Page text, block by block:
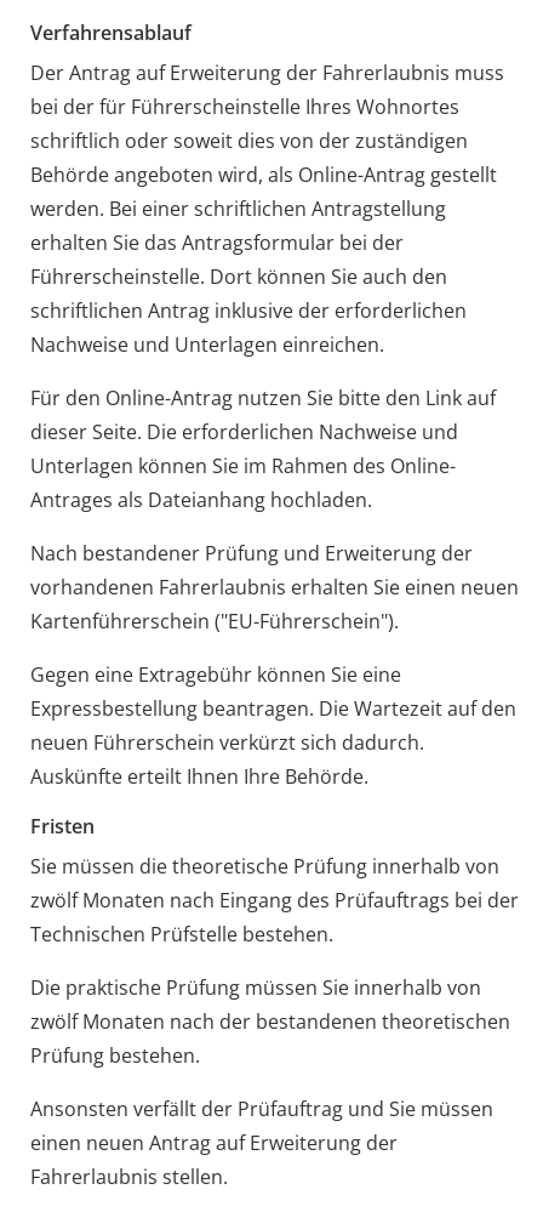
Verfahrensablauf
Der Antrag auf Erweiterung der Fahrerlaubnis muss
bei der für Führerscheinstelle Ihres Wohnortes
schriftlich oder soweit dies von der zuständigen
Behörde angeboten wird, als Online-Antrag gestellt
werden. Bei einer schriftlichen Antragstellung
erhalten Sie das Antragsformular bei der
Führerscheinstelle. Dort können Sie auch den
schriftlichen Antrag inklusive der erforderlichen
Nachweise und Unterlagen einreichen.
Für den Online-Antrag nutzen Sie bitte den Link auf
dieser Seite. Die erforderlichen Nachweise und
Unterlagen können Sie im Rahmen des Online-
Antrages als Dateianhang hochladen.
Nach bestandener Prüfung und Erweiterung der
vorhandenen Fahrerlaubnis erhalten Sie einen neuen
Kartenführerschein ("EU-Führerschein").
Gegen eine Extragebühr können Sie eine
Expressbestellung beantragen. Die Wartezeit auf den
neuen Führerschein verkürzt sich dadurch.
Auskünfte erteilt Ihnen Ihre Behörde.
Fristen
Sie müssen die theoretische Prüfung innerhalb von
zwölf Monaten nach Eingang des Prüfauftrags bei der
Technischen Prüfstelle bestehen.
Die praktische Prüfung müssen Sie innerhalb von
zwölf Monaten nach der bestandenen theoretischen
Prüfung bestehen.
Ansonsten verfällt der Prüfauftrag und Sie müssen
einen neuen Antrag auf Erweiterung der
Fahrerlaubnis stellen.